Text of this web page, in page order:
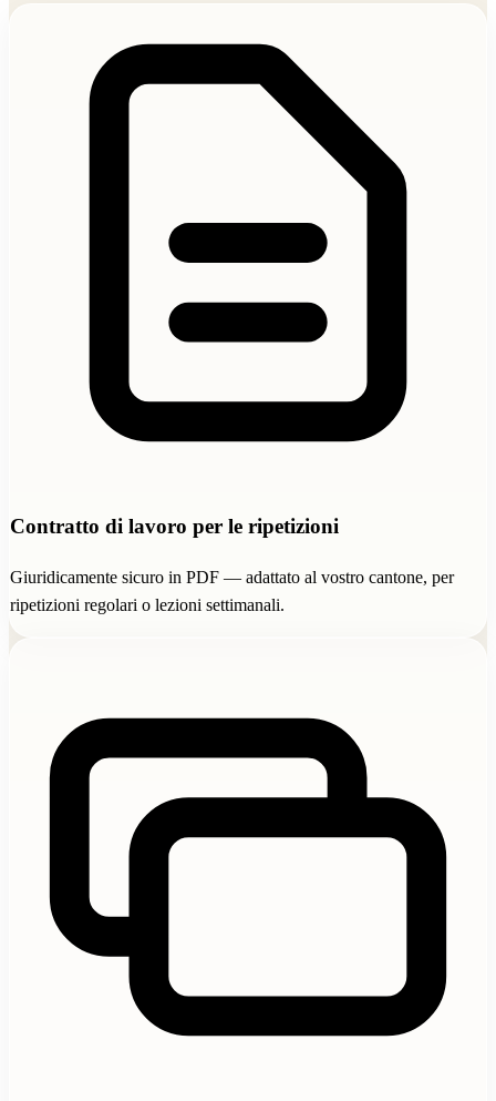
Contratto di lavoro per le ripetizioni
Giuridicamente sicuro in PDF — adattato al vostro cantone, per
ripetizioni regolari o lezioni settimanali.